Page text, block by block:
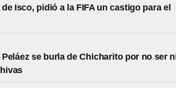
Isco, pidió a la FIFA un castigo para el
se burla de Chicharito por no ser